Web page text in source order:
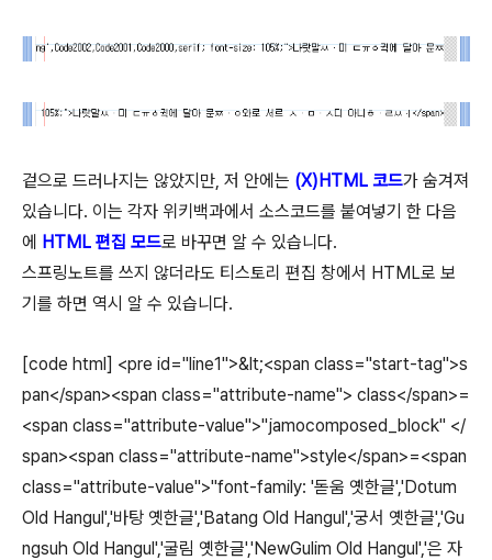
겉으로 드러나지는 않았지만, 저 안에는 (X)HTML 코드가 숨겨져
있습니다. 이는 각자 위키백과에서 소스코드를 붙여넣기 한 다음
에 HTML 편집 모드로 바꾸면 알 수 있습니다.
스프링노트를 쓰지 않더라도 티스토리 편집 창에서 HTML로 보
기를 하면 역시 알 수 있습니다.
[code html] <pre id="line1">&lt;<span class="start-tag">s
pan</span><span class="attribute-name"> class</span>=
<span class="attribute-value">"jamocomposed_block" </
span><span class="attribute-name">style</span>=<span
class="attribute-value">"font-family: '돋움 옛한글','Dotum
Old Hangul','바탕 옛한글','Batang Old Hangul','궁서 옛한글','Gu
ngsuh Old Hangul','굴림 옛한글','NewGulim Old Hangul','은 자